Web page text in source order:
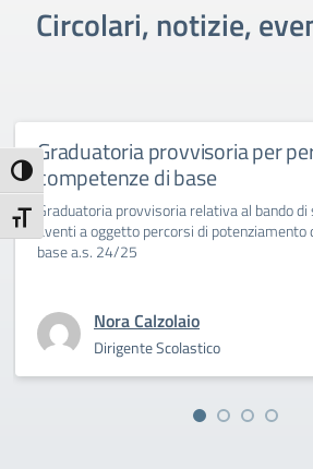
Attiva/disattiva alto contrasto
Attiva/disattiva dimensione testo
Circolari, notizie,
Graduatoria provvisoria per
competenze di base
Graduatoria provvisoria relativa al bando
aventi a oggetto percorsi di potenziamento
base a.s. 24/25
Nora Calzolaio
Dirigente Scolastico